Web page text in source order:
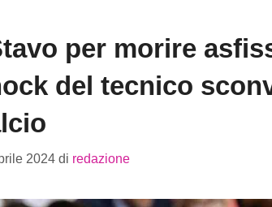
per morire
del tecnico
2024 di redazione